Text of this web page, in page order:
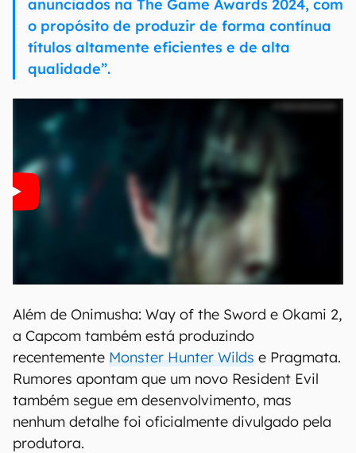
anunciados na The Game Awards 2024, com
o propósito de produzir de forma contínua
títulos altamente eficientes e de alta
qualidade”.
Além de Onimusha: Way of the Sword e Okami 2,
a Capcom também está produzindo
recentemente Monster Hunter Wilds e Pragmata.
Rumores apontam que um novo Resident Evil
também segue em desenvolvimento, mas
nenhum detalhe foi oficialmente divulgado pela
produtora.